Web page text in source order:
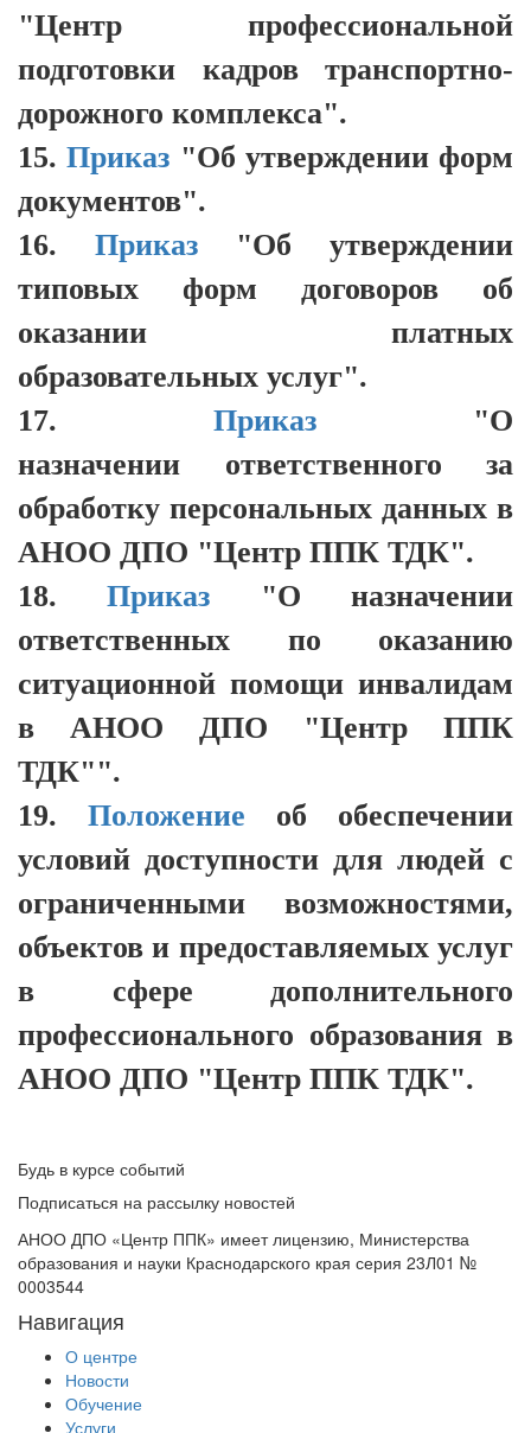
"Центр профессиональной
подготовки кадров транспортно-
дорожного комплекса".
15.Приказ "Об утверждении форм
документов".
16. Приказ "Об утверждении
типовых форм договоров об
оказании платных
образовательных услуг".
17. Приказ "О
назначении ответственного за
обработку персональных данных в
АНОО ДПО "Центр ППК ТДК".
18.Приказ "О назначении
ответственных по оказанию
ситуационной помощи инвалидам
в АНОО ДПО "Центр ППК
ТДК"".
19. Положение об обеспечении
условий доступности для людей с
ограниченными возможностями,
объектов и предоставляемых услуг
в сфере дополнительного
профессионального образования в
АНОО ДПО "Центр ППК ТДК".
Будь в курсе событий
Подписаться на рассылку новостей
АНОО ДПО «Центр ППК» имеет лицензию, Министерства
образования и науки Краснодарского края серия 23Л01 №
0003544
Навигация
О центре
Новости
Обучение
Услуги